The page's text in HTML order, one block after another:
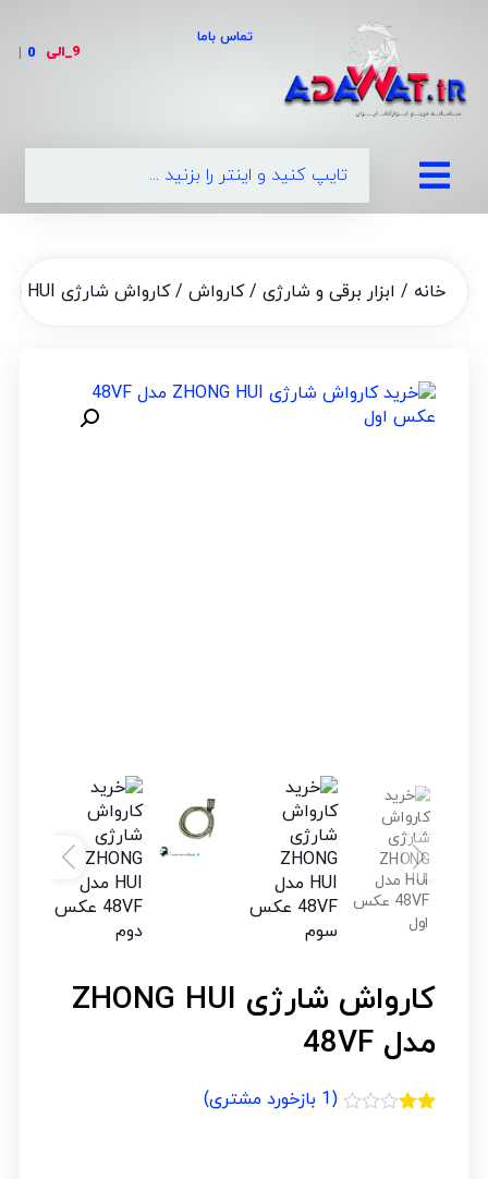
تماس باما
9_الی |
خانه / ابزار برقی و شارژی/کارواش/ کارواش شارژی ZHONG HUI مدل 48VF
کارواش شارژی ZHONG HUI
مدل 48VF
(
1 بازخورد مشتری)